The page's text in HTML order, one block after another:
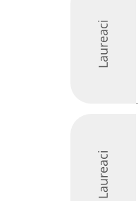
Laureaci
Laureaci